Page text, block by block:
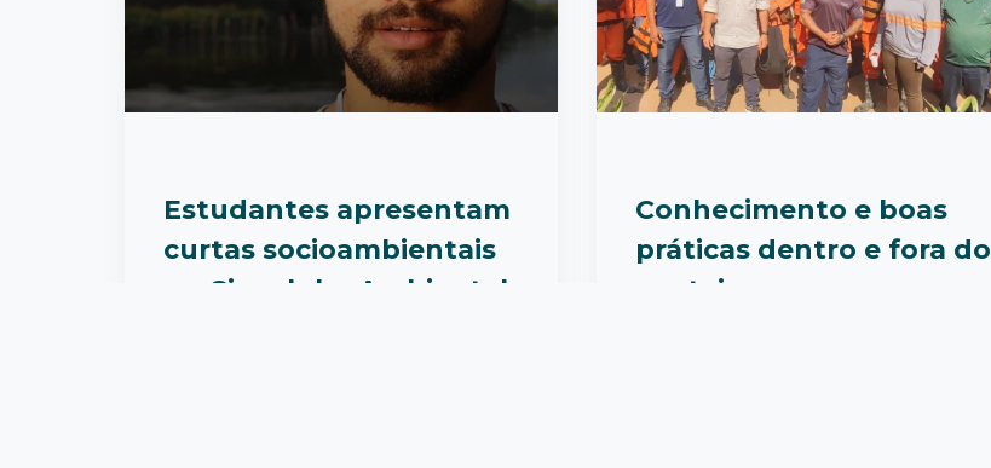
Estudantes apresentam
curtas socioambientais
no Cineclube Ambiental
Conhecimento e boas
práticas dentro e fora do
canteiro